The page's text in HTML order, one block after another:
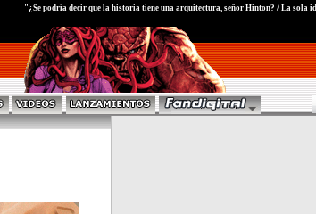
"¿Se podría decir que la historia tiene una arquitectura, señor Hinton? / La sola